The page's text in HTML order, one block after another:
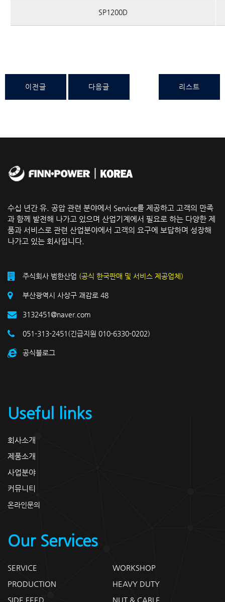
SP1200D
이전글 다음글 리스트
수십 년간 유. 공압 관련 분야에서 Service를 제공하고 고객의 만족
과 함께 발전해 나가고 있으며 산업기계에서 필요로 하는 다양한 제
품과 서비스로 관련 산업분야에서 고객의 요구에 보답하며 성장해
나가고 있는 회사입니다.
주식회사 범한산업 (공식 한국판매 및 서비스 제공업체)
부산광역시 사상구 괘감로 48
3132451@naver.com
051-313-2451(긴급지원 010-6330-0202)
공식블로그
Useful links
회사소개
제품소개
사업분야
커뮤니티
온라인문의
Our Services
SERVICE
WORKSHOP
PRODUCTION
HEAVY DUTY
SIDE FEED
NUT & CABLE